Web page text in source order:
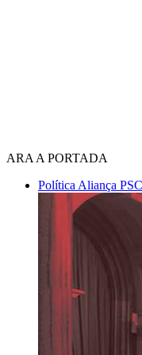
ARA A PORTADA
Política Aliança